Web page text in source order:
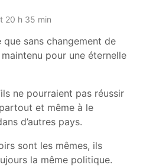
20 h 35 min
sans changement de
maintenu pour une éternelle
ne pourraient pas réussir
et même à le
d’autres pays.
sont les mêmes, ils
la même politique.